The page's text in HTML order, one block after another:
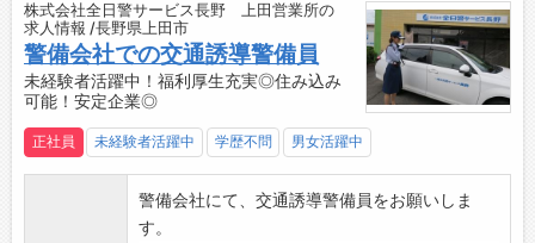
株式会社全日警サービス長野 上田営業所の
求人情報 /長野県上田市
警備会社での交通誘導警備員
未経験者活躍中！福利厚生充実◎住み込み
可能！安定企業◎
正社員 未経験者活躍中 学歴不問 男女活躍中
警備会社にて、交通誘導警備員をお願いしま
す。